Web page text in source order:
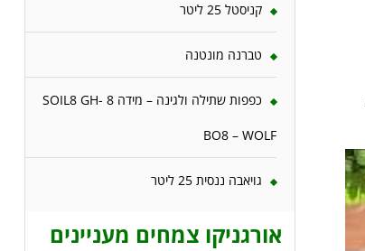
קניסטל 25 ליטר
טברנה מונטנה
כפפות שתילה ולגינה – מידה 8 SOIL8 GH-
BO8 – WOLF
גויאבה ננסית 25 ליטר
אורגניקו צמחים מעניינים